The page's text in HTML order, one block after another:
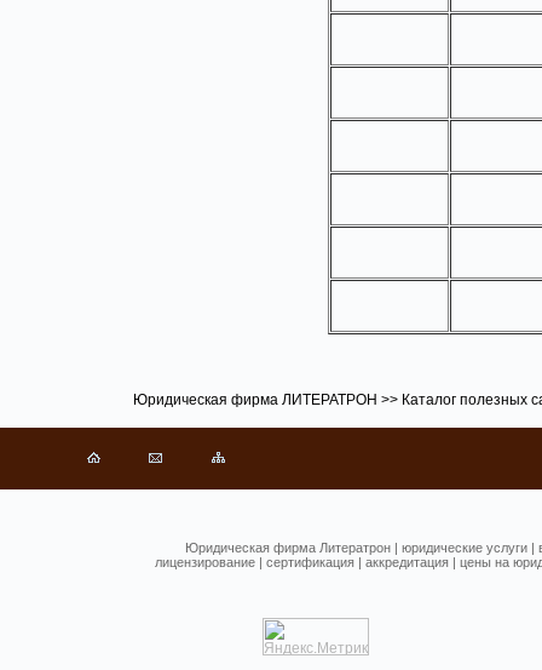
Юридическая фирма ЛИТЕРАТРОН >> Каталог полезных
Юридическая фирма Литератрон | юридические услуги |
лицензирование | сертификация | аккредитация | цены на